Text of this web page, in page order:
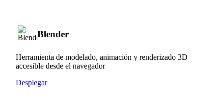
Blender
Herramienta de modelado, animación y renderizado 3D
accesible desde el navegador
Desplegar